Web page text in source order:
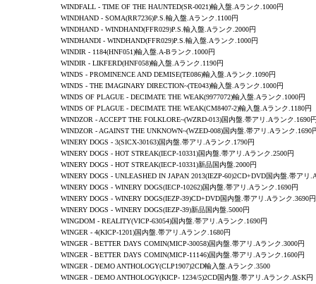
WINDFALL - TIME OF THE HAUNTED(SR-0021)輸入盤.Aランク.1000円
WINDHAND - SOMA(RR7236)P.S.輸入盤.Aランク.1100円
WINDHAND - WINDHAND(FFR029)P.S.輸入盤.Aランク.2000円
WINDHANDI - WINDHAND(FFR029)P.S.輸入盤.Aランク.1000円
WINDIR - 1184(HNF051)輸入盤.A-Bランク.1000円
WINDIR - LIKFERD(HNF058)輸入盤.Aランク.1190円
WINDS - PROMINENCE AND DEMISE(TE086)輸入盤.Aランク.1090円
WINDS - THE IMAGINARY DIRECTION~(TE043)輸入盤.Aランク.1000円
WINDS OF PLAGUE - DECIMATE THE WEAK(9977072)輸入盤.Aランク.1000円
WINDS OF PLAGUE - DECIMATE THE WEAK(CM8407-2)輸入盤.Aランク.1180円
WINDZOR - ACCEPT THE FOLKLORE~(WZRD-013)国内盤.帯アリ.Aランク.1690
WINDZOR - AGAINST THE UNKNOWN~(WZED-008)国内盤.帯アリ.Aランク.1690
WINERY DOGS - 3(SICX-30163)国内盤.帯アリ.Aランク.1790円
WINERY DOGS - HOT STREAK(IECP-10331)国内盤.帯アリ.Aランク.2500円
WINERY DOGS - HOT STREAK(IECP-10331)新品国内盤.2000円
WINERY DOGS - UNLEASHED IN JAPAN 2013(IEZP-60)2CD+DVD国内盤.帯アリ
WINERY DOGS - WINERY DOGS(IECP-10262)国内盤.帯アリ.Aランク.1690円
WINERY DOGS - WINERY DOGS(IEZP-39)CD+DVD国内盤.帯アリ.Aランク.3690円
WINERY DOGS - WINERY DOGS(IEZP-39)新品国内盤.5000円
WINGDOM - REALITY(VICP-63054)国内盤.帯アリ.Aランク.1690円
WINGER - 4(KICP-1201)国内盤.帯アリ.Aランク.1680円
WINGER - BETTER DAYS COMIN(MICP-30058)国内盤.帯アリ.Aランク.3000円
WINGER - BETTER DAYS COMIN(MICP-11146)国内盤.帯アリ.Aランク.1600円
WINGER - DEMO ANTHOLOGY(CLP1907)2CD輸入盤.Aランク.3500
WINGER - DEMO ANTHOLOGY(KICP- 1234/5)2CD国内盤.帯アリ.Aランク.ASK円